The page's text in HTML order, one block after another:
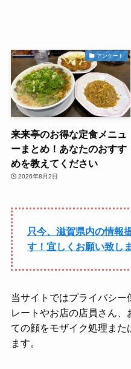
アンケート
来来亭のお得な定食メニュ
ーまとめ！あなたのおすす
めを教えてください
2026年8月2日
只今、滋賀県内の情報
す！宜しくお願い致し
当サイトではプライバシ
レートやお店の店員さん
ての顔をモザイク処理また
ます。